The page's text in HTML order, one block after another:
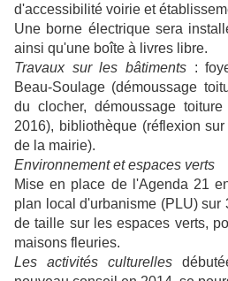
d'accessibilité voirie et
Une borne électrique sera
ainsi qu'une boîte à livres libre.
Travaux sur les bâtiments:
Beau-Soulage (démoussage
du clocher, démoussage
2016), bibliothèque (réflexion
de la mairie).
Environnement et espaces verts
Mise en place de l'Agenda 21
plan local d'urbanisme (PLU) sur
de taille sur les espaces verts,
maisons fleuries.
Les activités culturelles